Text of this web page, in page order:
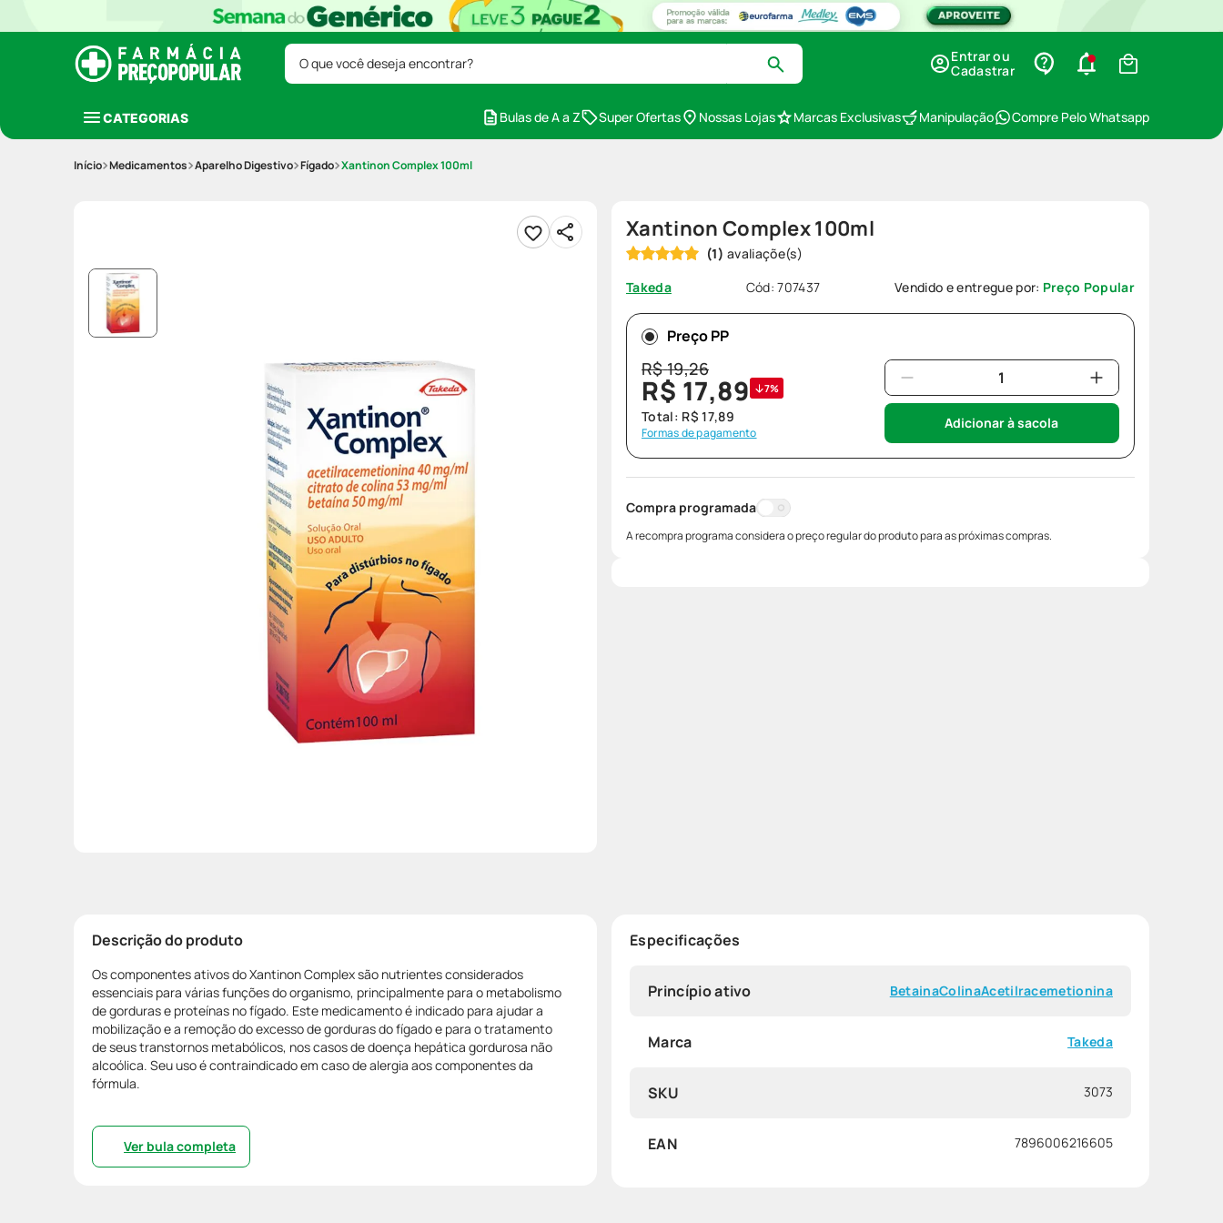
O que você deseja encontrar?
Entrar ou
Cadastrar
CATEGORIAS Bulas de A a Z Super Ofertas Nossas Lojas Marcas Exclusivas Manipulação Compre Pelo Whatsapp
Medicamentos Aparelho Digestivo Fígado Xantinon Complex 100ml
Xantinon Complex 100ml
(1)
Takeda
Cód:707437 Vendido e entregue por: Preço Popular
Preço PP
R$19,26
R$ 17,89 7%
Total: R$ 17,89
Formas de pagamento
Adicionar à sacola
Compra programada
A recompra programa considera o preço regular do produto para as próximas compras.
Descrição do produto
Os componentes ativos do Xantinon Complex são nutrientes considerados
essenciais para várias funções do organismo, principalmente para o metabolismo
de gorduras e proteínas no fígado. Este medicamento é indicado para ajudar a
mobilização e a remoção do excesso de gorduras do fígado e para o tratamento
de seus transtornos metabólicos, nos casos de doença hepática gordurosa não
alcoólica. Seu uso é contraindicado em caso de alergia aos componentes da
fórmula.
Ver bula completa
Especificações
Princípio ativo BetainaColinaAcetilracemetionina
Marca Takeda
SKU 3073
EAN 7896006216605